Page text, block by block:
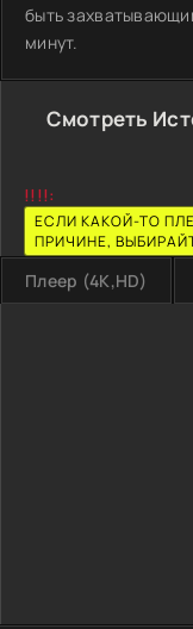
быть
минут.
Смотреть
!!!!:
ЕСЛИ КАКОЙ-ТО
ПРИЧИНЕ,
Плеер (4K,HD)